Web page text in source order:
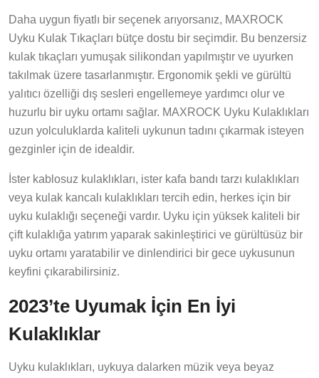
Daha uygun fiyatlı bir seçenek arıyorsanız, MAXROCK
Uyku Kulak Tıkaçları bütçe dostu bir seçimdir. Bu benzersiz
kulak tıkaçları yumuşak silikondan yapılmıştır ve uyurken
takılmak üzere tasarlanmıştır. Ergonomik şekli ve gürültü
yalıtıcı özelliği dış sesleri engellemeye yardımcı olur ve
huzurlu bir uyku ortamı sağlar. MAXROCK Uyku Kulaklıkları
uzun yolculuklarda kaliteli uykunun tadını çıkarmak isteyen
gezginler için de idealdir.
İster kablosuz kulaklıkları, ister kafa bandı tarzı kulaklıkları
veya kulak kancalı kulaklıkları tercih edin, herkes için bir
uyku kulaklığı seçeneği vardır. Uyku için yüksek kaliteli bir
çift kulaklığa yatırım yaparak sakinleştirici ve gürültüsüz bir
uyku ortamı yaratabilir ve dinlendirici bir gece uykusunun
keyfini çıkarabilirsiniz.
2023’te Uyumak İçin En İyi
Kulaklıklar
Uyku kulaklıkları, uykuya dalarken müzik veya beyaz